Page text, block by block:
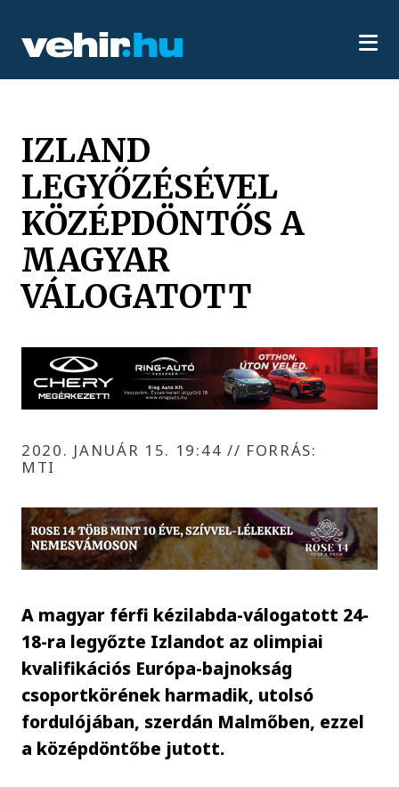
IZLAND
LEGYŐZÉSÉVEL
KÖZÉPDÖNTŐS A
MAGYAR
VÁLOGATOTT
2020. JANUÁR 15. 19:44 // FORRÁS:
MTI
A magyar férfi kézilabda-válogatott 24-
18-ra legyőzte Izlandot az olimpiai
kvalifikációs Európa-bajnokság
csoportkörének harmadik, utolsó
fordulójában, szerdán Malmőben, ezzel
a középdöntőbe jutott.